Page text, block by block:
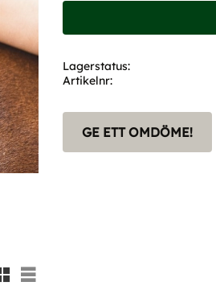
Rutnätsvy
Listvy
Lagerstatus
Artikelnr
GE ETT OMDÖME!